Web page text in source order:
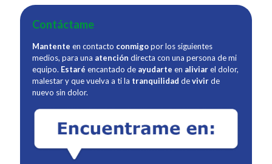
Contáctame
Mantente en contacto conmigopor los siguientes
medios, para una atención directa con una persona de mi
equipo. Estaré encantado de ayudarte en aliviarel dolor,
malestar y que vuelva a ti la tranquilidad devivirde
nuevo sin dolor.